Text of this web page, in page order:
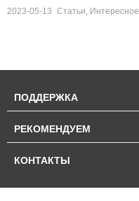
2023-05-13 Статьи Интересное
ПОДДЕРЖКА
РЕКОМЕНДУЕМ
КОНТАКТЫ